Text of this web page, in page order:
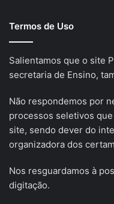
Termos de Uso
Salientamos que o site
secretaria de Ensino,
Não respondemos por
processos seletivos
site, sendo dever do
organizadora dos
Nos resguardamos à
digitação.